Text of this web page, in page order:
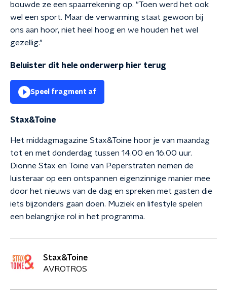
bouwde ze een spaarrekening op. "Toen werd het ook
wel een sport. Maar de verwarming staat gewoon bij
ons aan hoor, niet heel hoog en we houden het wel
gezellig."
Beluister dit hele onderwerp hier terug
Speel fragment af
Stax&Toine
Het middagmagazine Stax&Toine hoor je van maandag
tot en met donderdag tussen 14.00 en 16.00 uur.
Dionne Stax en Toine van Peperstraten nemen de
luisteraar op een ontspannen eigenzinnige manier mee
door het nieuws van de dag en spreken met gasten die
iets bijzonders gaan doen. Muziek en lifestyle spelen
een belangrijke rol in het programma.
Stax&Toine
AVROTROS